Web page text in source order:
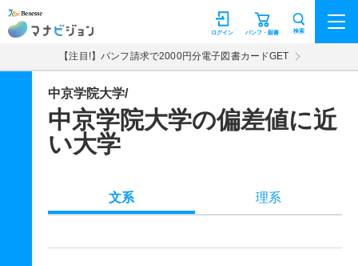
マナビジョン パンフ・願書
ログイン 検索
【注目!】パンフ請求で2000円分電子図書カードGET
中京学院大学/
中京学院大学の偏差値に近
い大学
文系 理系